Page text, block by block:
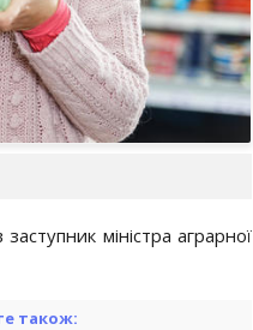
міністра аграрної
також: